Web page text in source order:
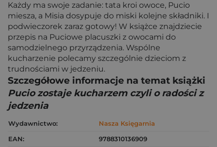
Każdy ma swoje zadanie: tata kroi owoce, Pucio
miesza, a Misia dosypuje do miski kolejne składniki. I
podwieczorek zaraz gotowy! W książce znajdziecie
przepis na Puciowe placuszki z owocami do
samodzielnego przyrządzenia. Wspólne
kucharzenie polecamy szczególnie dzieciom z
trudnościami w jedzeniu.
Szczegółowe informacje na temat książki
Pucio zostaje kucharzem czyli o radości z
jedzenia
Wydawnictwo:
Nasza Księgarnia
EAN:
9788310136909